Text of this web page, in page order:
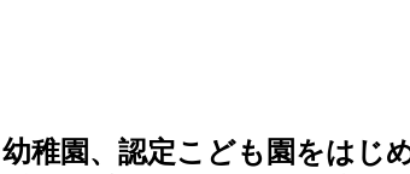
稚園、認定こども園をはじ